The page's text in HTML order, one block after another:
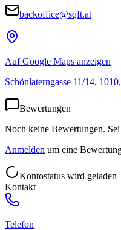
backoffice@sqft.at
Auf Google Maps anzeigen
Schönlaterngasse 11/14,
Bewertungen
Noch keine Bewertungen.
Anmelden um eine
Kontostatus wird geladen
Kontakt
Telefon